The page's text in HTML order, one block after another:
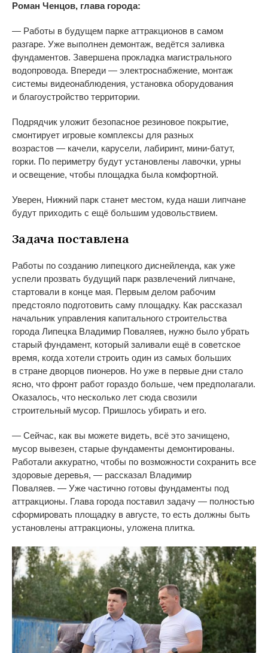
Роман Ченцов, глава города:
— Работы в будущем парке аттракционов в самом
разгаре. Уже выполнен демонтаж, ведётся заливка
фундаментов. Завершена прокладка магистрального
водопровода. Впереди — электроснабжение, монтаж
системы видеонаблюдения, установка оборудования
и благоустройство территории.
Подрядчик уложит безопасное резиновое покрытие,
смонтирует игровые комплексы для разных
возрастов — качели, карусели, лабиринт, мини-батут,
горки. По периметру будут установлены лавочки, урны
и освещение, чтобы площадка была комфортной.
Уверен, Нижний парк станет местом, куда наши липчане
будут приходить с ещё большим удовольствием.
Задача поставлена
Работы по созданию липецкого диснейленда, как уже
успели прозвать будущий парк развлечений липчане,
стартовали в конце мая. Первым делом рабочим
предстояло подготовить саму площадку. Как рассказал
начальник управления капитального строительства
города Липецка Владимир Поваляев, нужно было убрать
старый фундамент, который заливали ещё в советское
время, когда хотели строить один из самых больших
в стране дворцов пионеров. Но уже в первые дни стало
ясно, что фронт работ гораздо больше, чем предполагали.
Оказалось, что несколько лет сюда свозили
строительный мусор. Пришлось убирать и его.
— Сейчас, как вы можете видеть, всё это зачищено,
мусор вывезен, старые фундаменты демонтированы.
Работали аккуратно, чтобы по возможности сохранить все
здоровые деревья, — рассказал Владимир
Поваляев. — Уже частично готовы фундаменты под
аттракционы. Глава города поставил задачу — полностью
сформировать площадку в августе, то есть должны быть
установлены аттракционы, уложена плитка.